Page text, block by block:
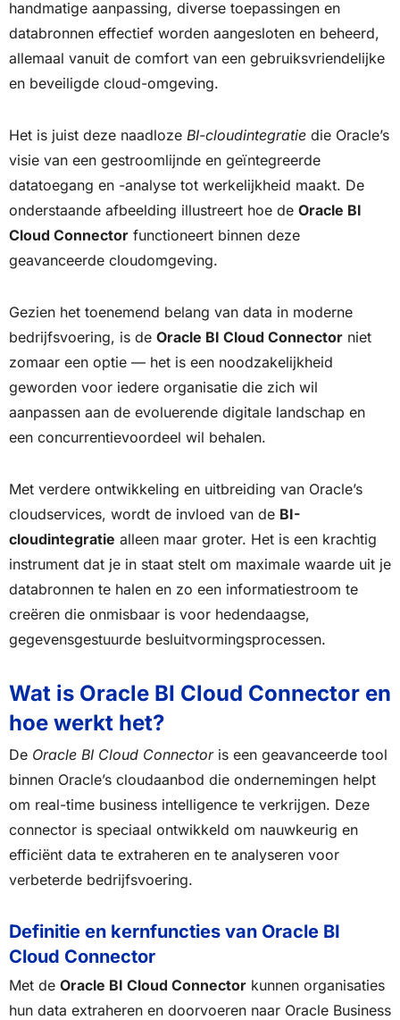
handmatige aanpassing, diverse toepassingen en
databronnen effectief worden aangesloten en beheerd,
allemaal vanuit de comfort van een gebruiksvriendelijke
en beveiligde cloud-omgeving.
Het is juist deze naadloze BI-cloudintegratie die Oracle’s
visie van een gestroomlijnde en geïntegreerde
datatoegang en -analyse tot werkelijkheid maakt. De
onderstaande afbeelding illustreert hoe de Oracle BI
Cloud Connector functioneert binnen deze
geavanceerde cloudomgeving.
Gezien het toenemend belang van data in moderne
bedrijfsvoering, is de Oracle BI Cloud Connector niet
zomaar een optie — het is een noodzakelijkheid
geworden voor iedere organisatie die zich wil
aanpassen aan de evoluerende digitale landschap en
een concurrentievoordeel wil behalen.
Met verdere ontwikkeling en uitbreiding van Oracle’s
cloudservices, wordt de invloed van de BI-
cloudintegratie alleen maar groter. Het is een krachtig
instrument dat je in staat stelt om maximale waarde uit je
databronnen te halen en zo een informatiestroom te
creëren die onmisbaar is voor hedendaagse,
gegevensgestuurde besluitvormingsprocessen.
Wat is Oracle BI Cloud Connector en
hoe werkt het?
De Oracle BI Cloud Connectoris een geavanceerde tool
binnen Oracle’s cloudaanbod die ondernemingen helpt
om real-time business intelligence te verkrijgen. Deze
connector is speciaal ontwikkeld om nauwkeurig en
efficiënt data te extraheren en te analyseren voor
verbeterde bedrijfsvoering.
Definitie en kernfuncties van Oracle BI
Cloud Connector
Met de Oracle BI Cloud Connector kunnen organisaties
hun data extraheren en doorvoeren naar Oracle Business